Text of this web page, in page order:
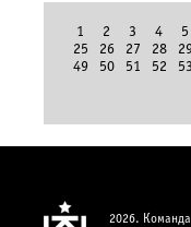
1 2 3 4 5
25
26 27 28
49
50 51 52 53
2026.